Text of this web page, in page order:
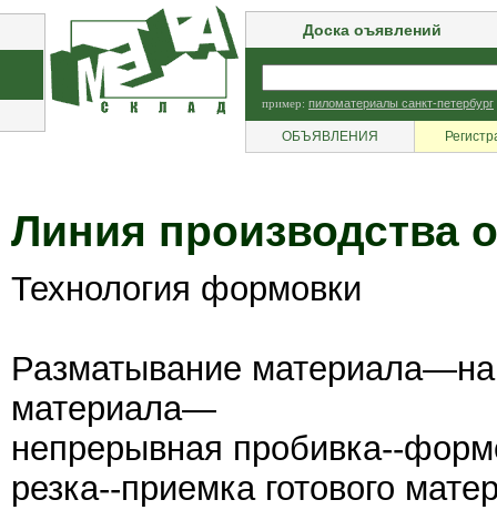
Доска оъявлений
пример: пиломатериалы санкт-петербург
ОБЪЯВЛЕНИЯ
Линия производства
Технология формовки
Разматывание
материала—
непрерывная пробивка--
резка--приемка готового